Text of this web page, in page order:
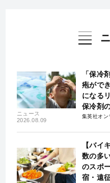
ニュース
2026.08.09
「保冷
疱がで
になる
保冷剤
集英社オン
【バイ
数の多
のスポ
宿・遠